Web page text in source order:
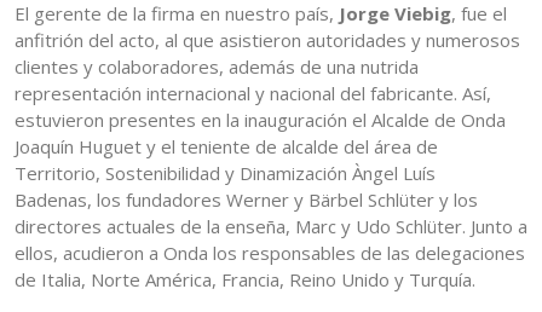
El gerente de la firma en nuestro país, Jorge Viebig, fue el
anfitrión del acto, al que asistieron autoridades y numerosos
clientes y colaboradores, además de una nutrida
representación internacional y nacional del fabricante. Así,
estuvieron presentes en la inauguración el Alcalde de Onda
Joaquín Huguet y el teniente de alcalde del área de
Territorio, Sostenibilidad y Dinamización Àngel Luís
Badenas, los fundadores Werner y Bärbel Schlüter y los
directores actuales de la enseña, Marc y Udo Schlüter. Junto a
ellos, acudieron a Onda los responsables de las delegaciones
de Italia, Norte América, Francia, Reino Unido y Turquía.